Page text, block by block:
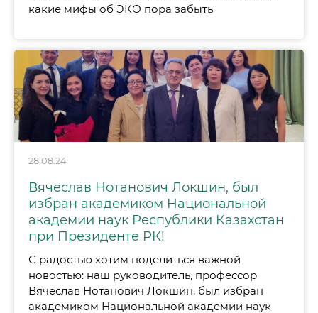
какие мифы об ЭКО пора забыть
28.08.24
Вячеслав Нотанович Локшин, был
избран академиком Национальной
академии наук Республики Казахстан
при Президенте РК!
С радостью хотим поделиться важной
новостью: наш руководитель, профессор
Вячеслав Нотанович Локшин, был избран
академиком Национальной академии наук